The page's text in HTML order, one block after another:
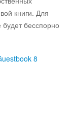
книги. Для
бесспорно
8